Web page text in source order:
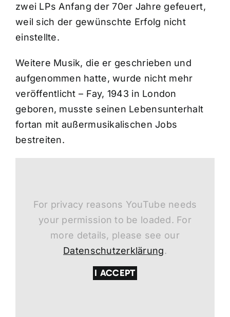
zwei LPs Anfang der 70er Jahre gefeuert,
weil sich der gewünschte Erfolg nicht
einstellte.
Weitere Musik, die er geschrieben und
aufgenommen hatte, wurde nicht mehr
veröffentlicht – Fay, 1943 in London
geboren, musste seinen Lebensunterhalt
fortan mit außermusikalischen Jobs
bestreiten.
For privacy reasons YouTube needs
your permission to be loaded. For
more details, please see our
Datenschutzerklärung.
I ACCEPT